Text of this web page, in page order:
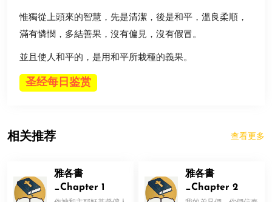
惟獨從上頭來的智慧，先是清潔，後是和平，溫良柔順，
滿有憐憫，多結善果，沒有偏見，沒有假冒。
並且使人和平的，是用和平所栽種的義果。
圣经每日鉴赏
相关推荐 查看更多
雅各書
_Chapter 1
雅各書
_Chapter 2